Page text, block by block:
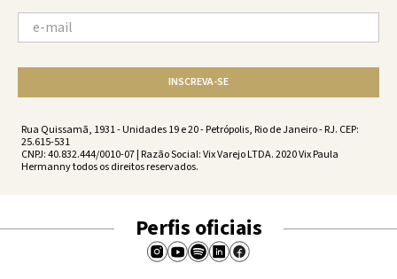
INSCREVA-SE
Rua Quissamã, 1931 - Unidades 19 e 20 - Petrópolis, Rio de Janeiro - RJ. CEP:
25.615-531
CNPJ: 40.832.444/0010-07 | Razão Social: Vix Varejo LTDA. 2020 Vix Paula
Hermanny todos os direitos reservados.
Perfis oficiais